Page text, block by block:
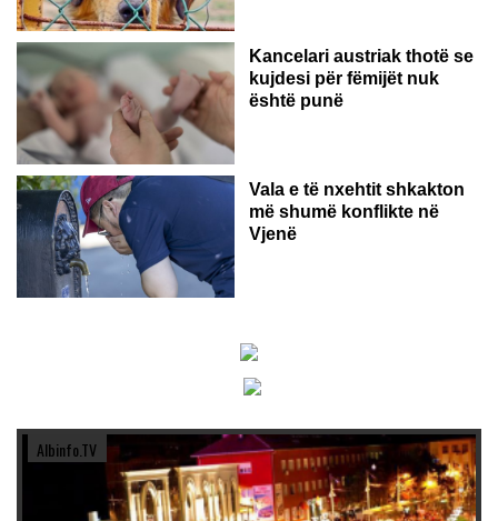
Kancelari austriak thotë se
kujdesi për fëmijët nuk
është punë
Vala e të nxehtit shkakton
më shumë konflikte në
Vjenë
Albinfo.TV